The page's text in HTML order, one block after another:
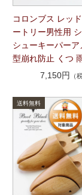
コロンブス レッ
ートリー男性用
シューキーパー
型崩れ防止 くつ
7,150円
（